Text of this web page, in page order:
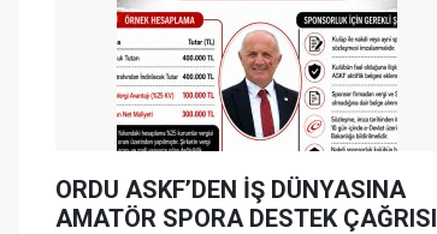
ORDU ASKF’DEN İŞ DÜNYASINA
AMATÖR SPORA DESTEK ÇAĞRISI